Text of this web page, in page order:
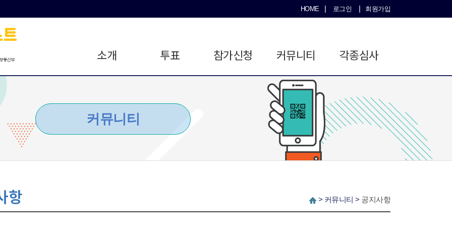
HOME 로그인 회원가입
소개 투표 참가신청 커뮤니티 각종심사
커뮤니티
항 > 커뮤니티 > 공지사항